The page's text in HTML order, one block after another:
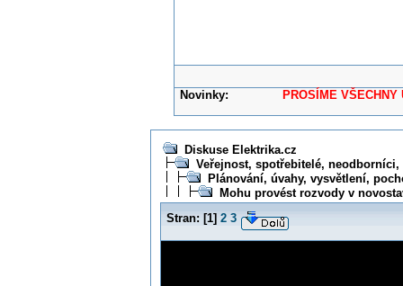
Novinky: PROSÍME VŠECHNY
Diskuse Elektrika.cz
Veřejnost, spotřebitelé,
Plánování, úvahy, vysvětlení,
Mohu provést rozvody v
Stran: [1] 2 3